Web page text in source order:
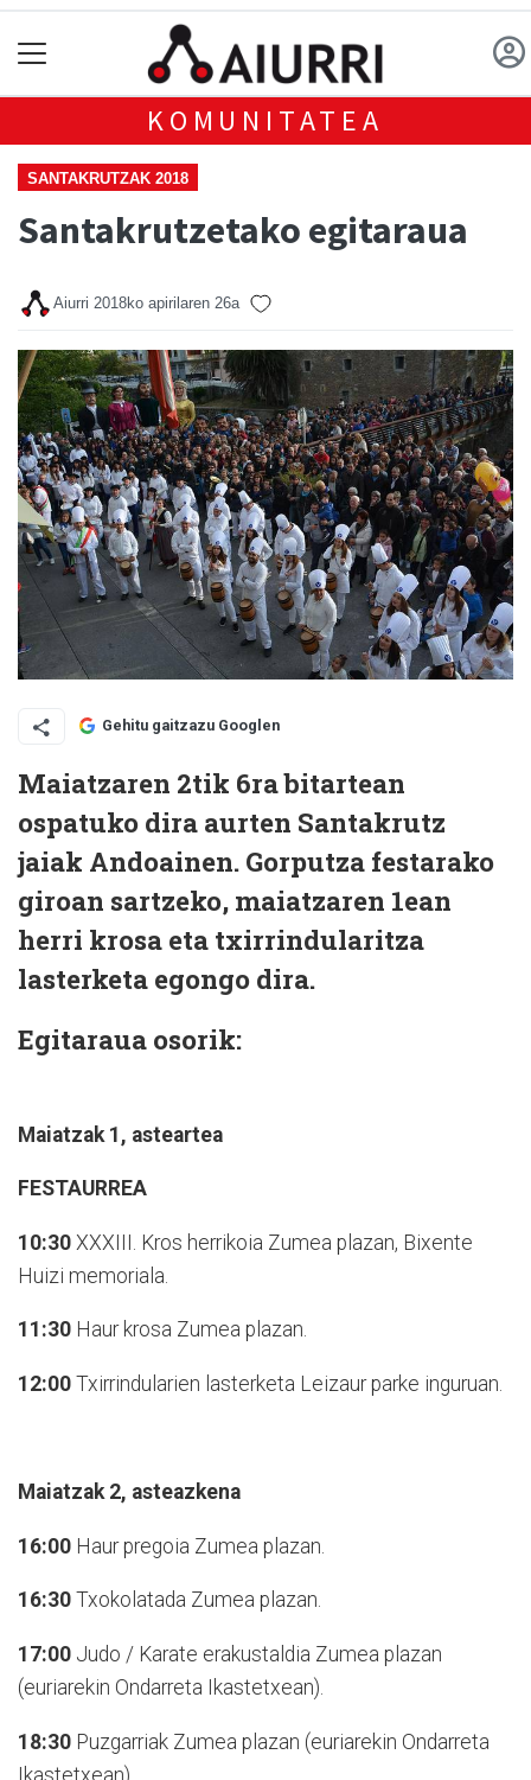
KOMUNITATEA
SANTAKRUTZAK 2018
Santakrutzetako egitaraua
Aiurri 2018ko apirilaren 26a
Gehitu gaitzazu Googlen
Maiatzaren 2tik 6ra bitartean
ospatuko dira aurten Santakrutz
jaiak Andoainen. Gorputza festarako
giroan sartzeko, maiatzaren 1ean
herri krosa eta txirrindularitza
lasterketa egongo dira.
Egitaraua osorik:
Maiatzak 1, asteartea
FESTAURREA
10:30 XXXIII. Kros herrikoia Zumea plazan, Bixente
Huizi memoriala.
11:30 Haur krosa Zumea plazan.
12:00 Txirrindularien lasterketa Leizaur parke inguruan.
Maiatzak 2, asteazkena
16:00 Haur pregoia Zumea plazan.
16:30 Txokolatada Zumea plazan.
17:00 Judo / Karate erakustaldia Zumea plazan
(euriarekin Ondarreta Ikastetxean).
18:30 Puzgarriak Zumea plazan (euriarekin Ondarreta
Ikastetxean).